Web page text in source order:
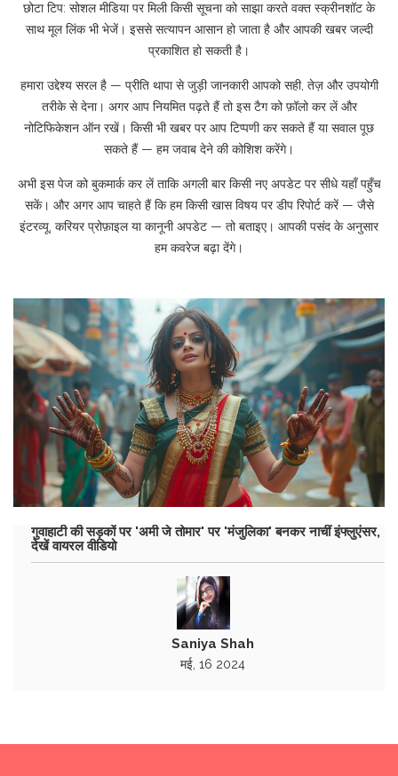
छोटा टिप: सोशल मीडिया पर मिली किसी सूचना को साझा करते वक्त स्क्रीनशॉट के
साथ मूल लिंक भी भेजें। इससे सत्यापन आसान हो जाता है और आपकी खबर जल्दी
प्रकाशित हो सकती है।
हमारा उद्देश्य सरल है — प्रीति थापा से जुड़ी जानकारी आपको सही, तेज़ और उपयोगी
तरीके से देना। अगर आप नियमित पढ़ते हैं तो इस टैग को फ़ॉलो कर लें और
नोटिफिकेशन ऑन रखें। किसी भी खबर पर आप टिप्पणी कर सकते हैं या सवाल पूछ
सकते हैं — हम जवाब देने की कोशिश करेंगे।
अभी इस पेज को बुकमार्क कर लें ताकि अगली बार किसी नए अपडेट पर सीधे यहाँ पहुँच
सकें। और अगर आप चाहते हैं कि हम किसी खास विषय पर डीप रिपोर्ट करें — जैसे
इंटरव्यू, करियर प्रोफ़ाइल या कानूनी अपडेट — तो बताइए। आपकी पसंद के अनुसार
हम कवरेज बढ़ा देंगे।
गुवाहाटी की सड़कों पर 'अमी जे तोमार' पर 'मंजुलिका' बनकर नाचीं इंफ्लुएंसर,
देखें वायरल वीडियो
Saniya Shah
मई, 16 2024